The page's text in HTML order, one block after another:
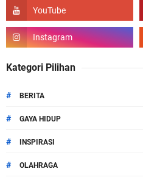
Kategori Pilihan
# BERITA
# GAYA HIDUP
# INSPIRASI
# OLAHRAGA